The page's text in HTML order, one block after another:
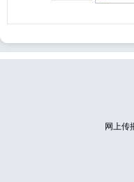
网上传